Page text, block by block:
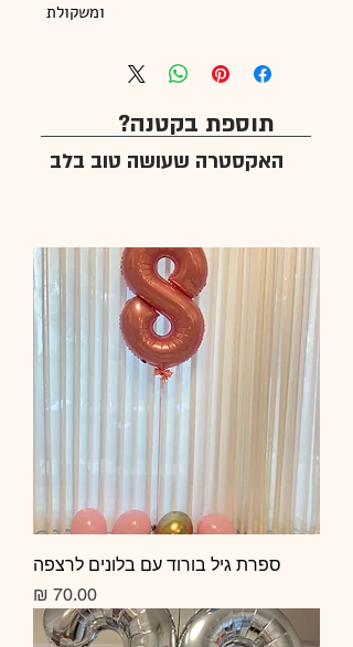
ומשקולת
תוספת בקטנה?
האקסטרה שעושה טוב בלב
ספרת גיל בורוד עם בלונים לרצפה
Price
70.00 ₪